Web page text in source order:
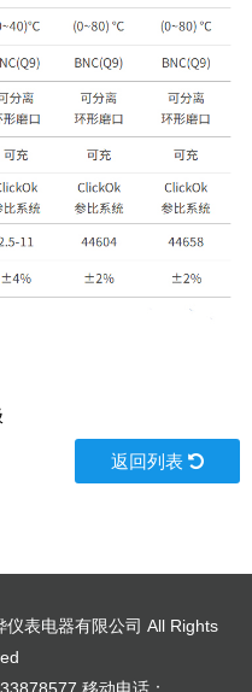
返回列表
表电器有限公司 All Rights
移动电话：